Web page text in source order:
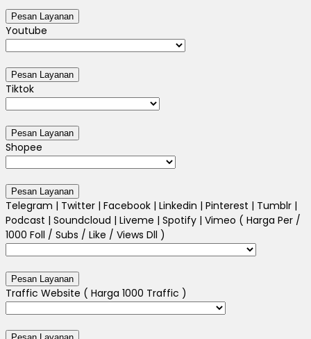
Youtube
Tiktok
Shopee
Telegram | Twitter | Facebook | Linkedin | Pinterest | Tumblr |
Podcast | Soundcloud | Liveme | Spotify | Vimeo ( Harga Per /
1000 Foll / Subs / Like / Views Dll )
Traffic Website ( Harga 1000 Traffic )